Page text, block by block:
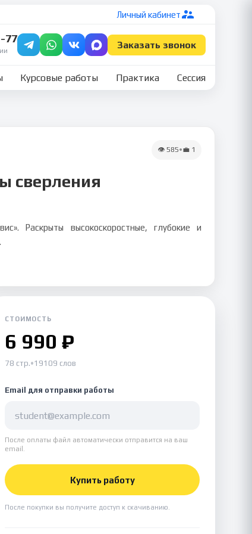
Личный кабинет
77 Заказать звонок
Курсовые работы Практика Сессия
👁 585•💼 1
сверления
Раскрыты высокоскоростные, глубокие и
СТОИМОСТЬ
6 990 ₽
78 стр.•19109 слов
Email для отправки работы
После оплаты файл автоматически отправится на ваш
email.
Купить работу
После покупки вы получите доступ к скачиванию.